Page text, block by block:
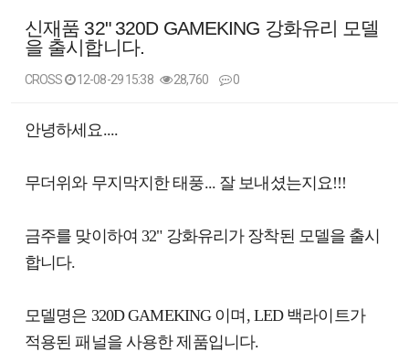
신재품 32" 320D GAMEKING 강화유리 모델
을 출시합니다.
CROSS 12-08-29 15:38 28,760 0
본문
안녕하세요....
무더위와 무지막지한 태풍... 잘 보내셨는지요!!!
금주를 맞이하여 32" 강화유리가 장착된 모델을 출시
합니다.
모델명은 320D GAMEKING 이며, LED 백라이트가
적용된 패널을 사용한 제품입니다.